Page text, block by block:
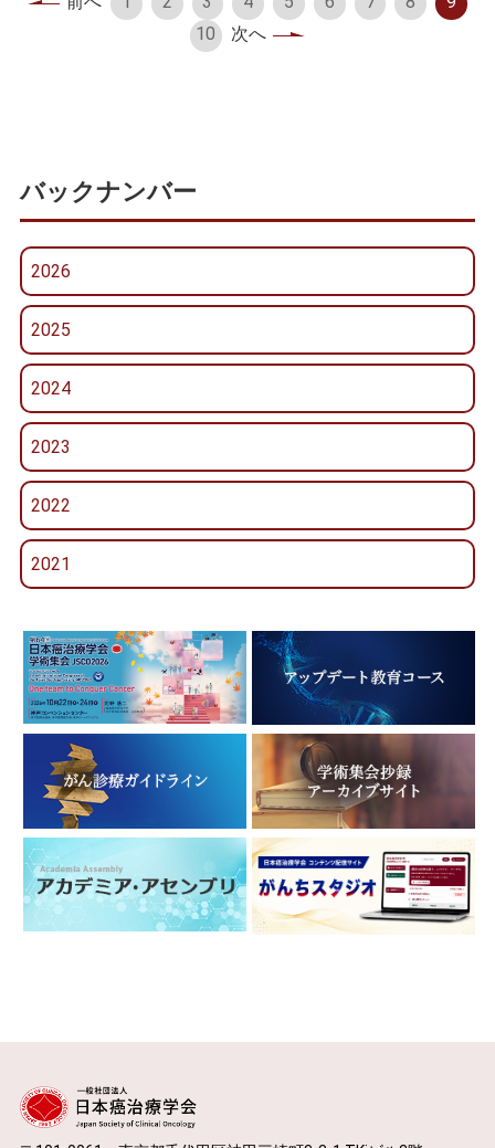
10
次へ
バックナンバー
2026
2025
2024
2023
2022
2021